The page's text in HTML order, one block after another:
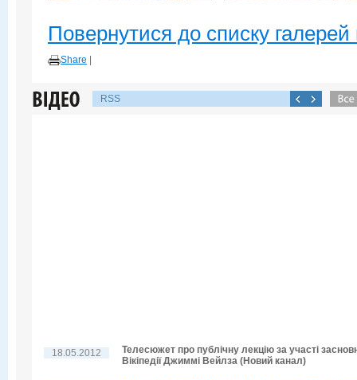
Повернутися до списку галерей
Share
RSS
18.05.2012
Телесюжет про публічну лекцію за участі
Вікіпедії Джиммі Вейлза (Новий канал)